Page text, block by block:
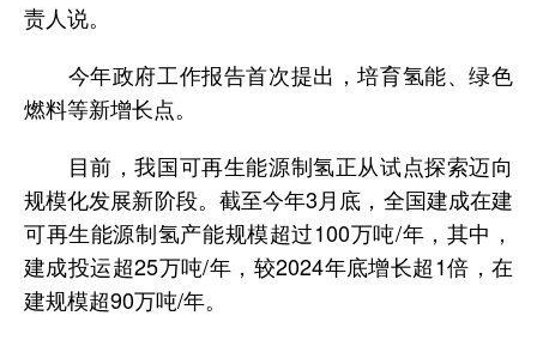
责人说。
今年政府工作报告首次提出，培育氢能、绿色
燃料等新增长点。
目前，我国可再生能源制氢正从试点探索迈向
规模化发展新阶段。截至今年3月底，全国建成在建
可再生能源制氢产能规模超过100万吨/年，其中，
建成投运超25万吨/年，较2024年底增长超1倍，在
建规模超90万吨/年。